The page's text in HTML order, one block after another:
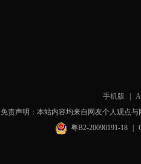
手机版
免责声明：本站内容均来自网友个人观点
粤B2-20090191-18